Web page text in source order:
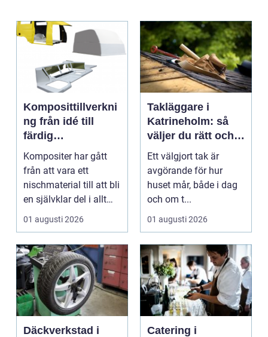
Komposittillverkni
ng från idé till
färdig
högpresterande
produkt
Kompositer har gått
från att vara ett
nischmaterial till att bli
en självklar del i allt
från vindkr...
01 augusti 2026
Takläggare i
Katrineholm: så
väljer du rätt och
får ett tak som
håller
Ett välgjort tak är
avgörande för hur
huset mår, både i dag
och om t...
01 augusti 2026
Däckverkstad i
Catering i